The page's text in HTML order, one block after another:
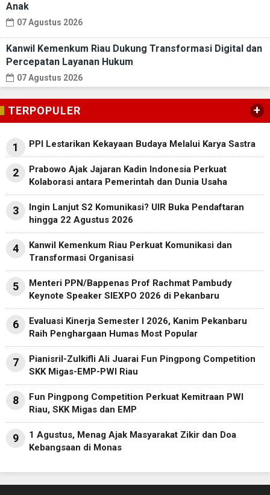
Anak
07 Agustus 2026
Kanwil Kemenkum Riau Dukung Transformasi Digital dan
Percepatan Layanan Hukum
07 Agustus 2026
TERPOPULER +
1 PPI Lestarikan Kekayaan Budaya Melalui Karya Sastra
2
Prabowo Ajak Jajaran Kadin Indonesia Perkuat
Kolaborasi antara Pemerintah dan Dunia Usaha
3
Ingin Lanjut S2 Komunikasi? UIR Buka Pendaftaran
hingga 22 Agustus 2026
4
Kanwil Kemenkum Riau Perkuat Komunikasi dan
Transformasi Organisasi
5
Menteri PPN/Bappenas Prof Rachmat Pambudy
Keynote Speaker SIEXPO 2026 di Pekanbaru
6
Evaluasi Kinerja Semester I 2026, Kanim Pekanbaru
Raih Penghargaan Humas Most Popular
7
Pianisril-Zulkifli Ali Juarai Fun Pingpong Competition
SKK Migas-EMP-PWI Riau
8
Fun Pingpong Competition Perkuat Kemitraan PWI
Riau, SKK Migas dan EMP
9
1 Agustus, Menag Ajak Masyarakat Zikir dan Doa
Kebangsaan di Monas